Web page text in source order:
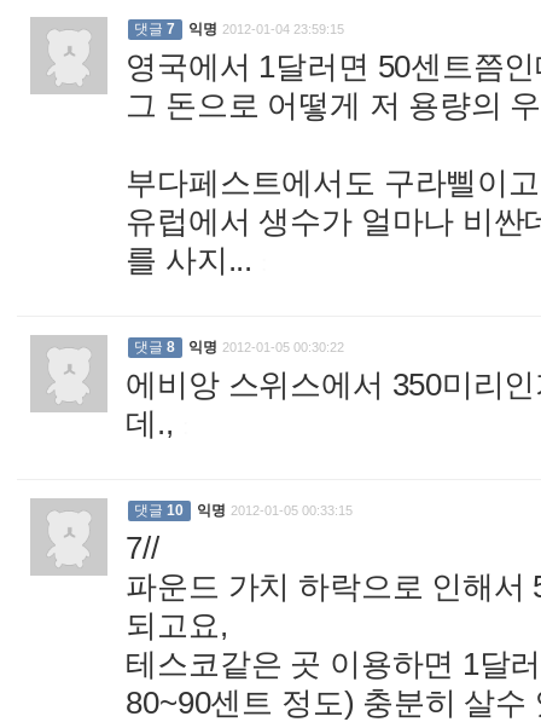
댓글 7 익명 2012-01-04 23:59:15
영국에서 1달러면 50센트쯤
그 돈으로 어떻게 저 용량의
부다페스트에서도 구라삘이고
유럽에서 생수가 얼마나 비싼
를 사지...
댓글 8 익명 2012-01-05 00:30:22
에비앙 스위스에서 350미리
데.,
댓글 10 익명 2012-01-05 00:33:15
7//
파운드 가치 하락으로 인해서
되고요,
테스코같은 곳 이용하면 1달
80~90센트 정도) 충분히 살수